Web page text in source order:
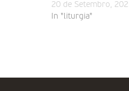
20 de Setembro,
In "liturgia"